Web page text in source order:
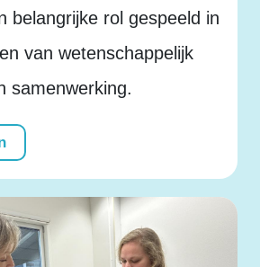
belangrijke rol gespeeld in
van wetenschappelijk
samenwerking.